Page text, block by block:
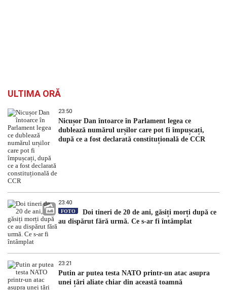
ULTIMA ORĂ
23:50
Nicușor Dan întoarce în Parlament legea ce
dublează numărul urșilor care pot fi împușcați,
după ce a fost declarată constituțională de CCR
23:40
FOTO
Doi tineri de 20 de ani, găsiți morți după ce
au dispărut fără urmă. Ce s-ar fi întâmplat
23:21
Putin ar putea testa NATO printr-un atac asupra
unei țări aliate chiar din această toamnă